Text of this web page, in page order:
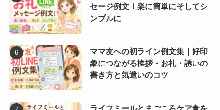
セージ例文！楽に簡単にそしてシ
ンプルに
ママ友への初ライン例文集｜好印
象につながる挨拶・お礼・誘いの
書き方と気遣いのコツ
ライフミールとまごころケア食を